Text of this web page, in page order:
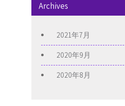
Archives
2021年7月
2020年9月
2020年8月